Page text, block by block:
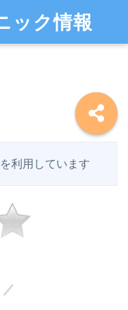
ック情報
利用しています